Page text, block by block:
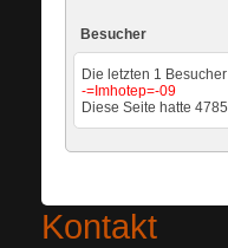
Besucher
Die letzten 1
-=Imhotep=-09
Diese Seite hatte
Kontakt